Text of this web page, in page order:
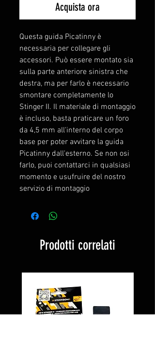
Acquista ora
Questa guida Picatinny è
necessaria per collegare gli
accessori. Può essere montato sia
sulla parte anteriore sinistra che
destra, ma per farlo è necessario
smontare completamente lo
Stinger II. Il materiale di montaggio
è incluso, basta praticare un foro
da 4,5 mm all'interno del corpo
base per poter avvitare la guida
Picatinny dall'esterno. Se non osi
farlo, puoi contattarci in qualsiasi
momento e usufruire del nostro
servizio di montaggio
Prodotti correlati